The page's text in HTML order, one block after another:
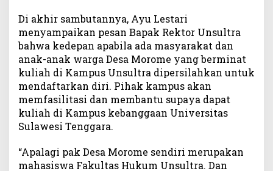
Di akhir sambutannya, Ayu Lestari
menyampaikan pesan Bapak Rektor Unsultra
bahwa kedepan apabila ada masyarakat dan
anak-anak warga Desa Morome yang berminat
kuliah di Kampus Unsultra dipersilahkan untuk
mendaftarkan diri. Pihak kampus akan
memfasilitasi dan membantu supaya dapat
kuliah di Kampus kebanggaan Universitas
Sulawesi Tenggara.
“Apalagi pak Desa Morome sendiri merupakan
mahasiswa Fakultas Hukum Unsultra. Dan